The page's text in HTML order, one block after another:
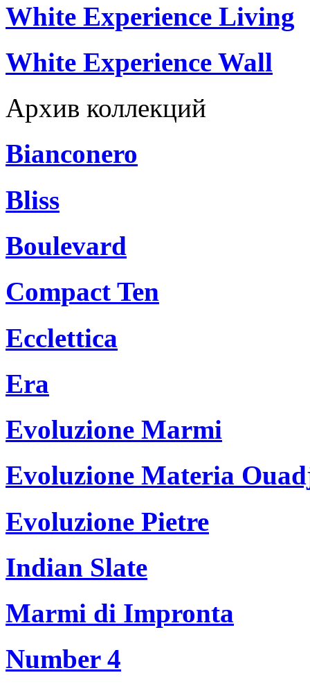
White Experience Living
White Experience Wall
Архив коллекций
Bianconero
Bliss
Boulevard
Compact Ten
Ecclettica
Era
Evoluzione Marmi
Evoluzione Materia
Evoluzione Pietre
Indian Slate
Marmi di Impronta
Number 4